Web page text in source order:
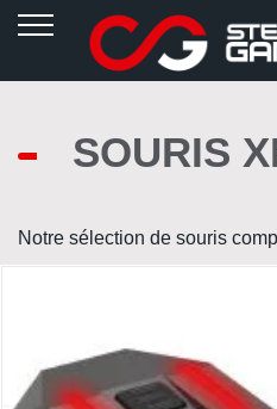
SOURIS
Notre sélection de souris